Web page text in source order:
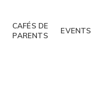
CAFÉS DE
PARENTS
EVENTS